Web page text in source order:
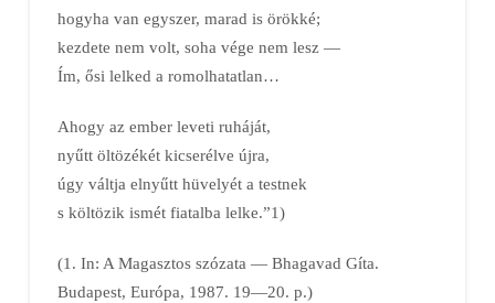
hogyha van egyszer, marad is örökké;
kezdete nem volt, soha vége nem lesz —
Ím, ősi lelked a romolhatatlan…
Ahogy az ember leveti ruháját,
nyűtt öltözékét kicserélve újra,
úgy váltja elnyűtt hüvelyét a testnek
s költözik ismét fiatalba lelke.”1)
(1. In: A Magasztos szózata — Bhagavad Gíta.
Budapest, Európa, 1987. 19—20. p.)